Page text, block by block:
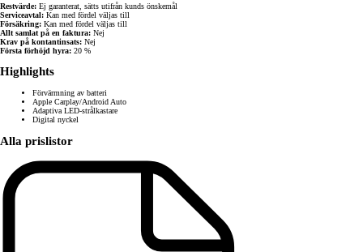
Restvärde: Ej garanterat, sätts utifrån kunds önskemål
Serviceavtal: Kan med fördel väljas till
Försäkring: Kan med fördel väljas till
Allt samlat på en faktura: Nej
Krav på kontantinsats: Nej
Första förhöjd hyra: 20 %
Highlights
Förvärmning av batteri
Apple Carplay/Android Auto
Adaptiva LED-strålkastare
Digital nyckel
Alla prislistor